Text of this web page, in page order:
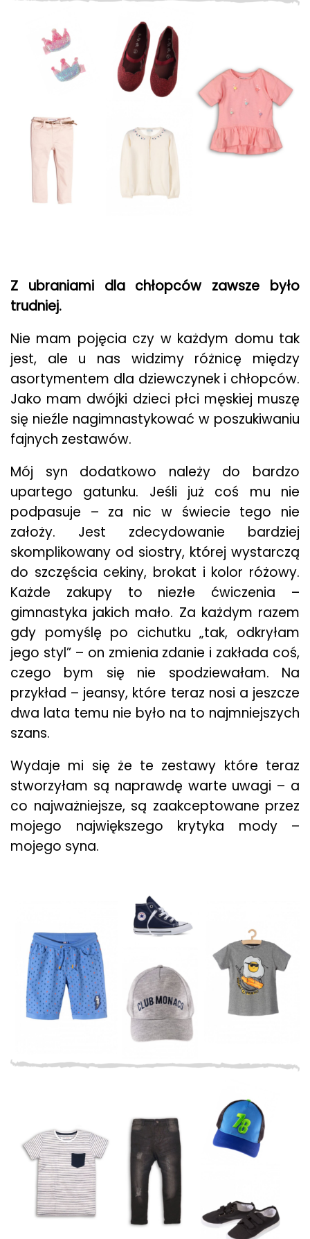
Z ubraniami dla chłopców zawsze było
trudniej.
Nie mam pojęcia czy w każdym domu tak
jest, ale u nas widzimy różnicę między
asortymentem dla dziewczynek i chłopców.
Jako mam dwójki dzieci płci męskiej muszę
się nieźle nagimnastykować w poszukiwaniu
fajnych zestawów.
Mój syn dodatkowo należy do bardzo
upartego gatunku. Jeśli już coś mu nie
podpasuje – za nic w świecie tego nie
założy. Jest zdecydowanie bardziej
skomplikowany od siostry, której wystarczą
do szczęścia cekiny, brokat i kolor różowy.
Każde zakupy to niezłe ćwiczenia –
gimnastyka jakich mało. Za każdym razem
gdy pomyślę po cichutku „tak, odkryłam
jego styl” – on zmienia zdanie i zakłada coś,
czego bym się nie spodziewałam. Na
przykład – jeansy, które teraz nosi a jeszcze
dwa lata temu nie było na to najmniejszych
szans.
Wydaje mi się że te zestawy które teraz
stworzyłam są naprawdę warte uwagi – a
co najważniejsze, są zaakceptowane przez
mojego największego krytyka mody –
mojego syna.